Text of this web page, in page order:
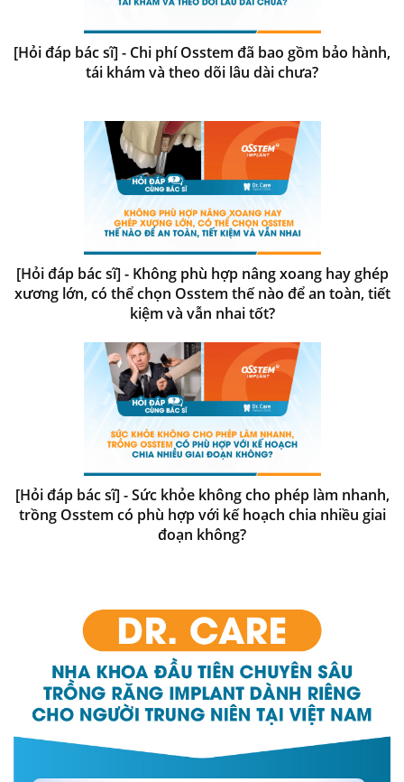
[Hỏi đáp bác sĩ] - Chi phí Osstem đã bao gồm bảo hành,
tái khám và theo dõi lâu dài chưa?
[Hỏi đáp bác sĩ] - Không phù hợp nâng xoang hay ghép
xương lớn, có thể chọn Osstem thế nào để an toàn, tiết
kiệm và vẫn nhai tốt?
[Hỏi đáp bác sĩ] - Sức khỏe không cho phép làm nhanh,
trồng Osstem có phù hợp với kế hoạch chia nhiều giai
đoạn không?